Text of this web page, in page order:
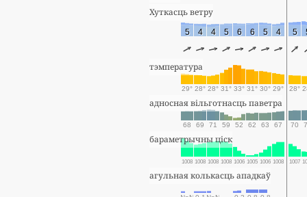
Хуткасць ветру
5 4 4 5 6 6 5 4 5
тэмпература
29° 28° 28° 31° 33° 31° 30° 29° 28°
адносная вільготнасць паветра
68 69 71 59 52 62 63 67 70
бараметрычны ціск
1008 1008 1008 1008 1006 1005 1006 1008 1007
агульная колькасць ападкаў